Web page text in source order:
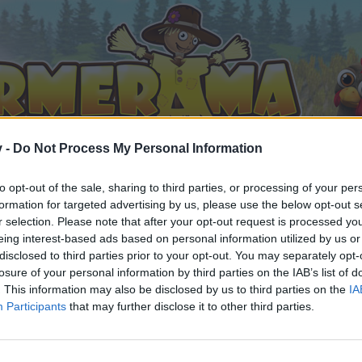
- Do Not Process My Personal Information
opt-out of the sale, sharing to third parties, or processing of your
for targeted advertising by us, please use the below opt-out
selection. Please note that after your opt-out request is processed
interest-based ads based on personal information utilized by us
to third parties prior to your opt-out. You may separately
of your personal information by third parties on the IAB’s list of
This information may also be disclosed by us to third parties on the
Participants that may further disclose it to other third parties.
FAQPaysafe ab 30.12.2019
teilnehmen oder eigene Themen starten möchtest,